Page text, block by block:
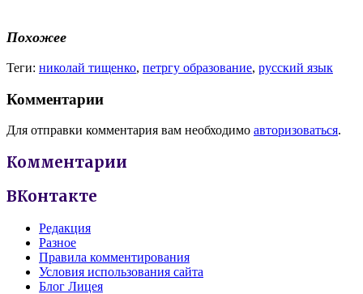
Похожее
Теги: николай тищенко, петргу образование, русский язык
Комментарии
Для отправки комментария вам необходимо авторизоваться.
Комментарии
ВКонтакте
Редакция
Разное
Правила комментирования
Условия использования сайта
Блог Лицея